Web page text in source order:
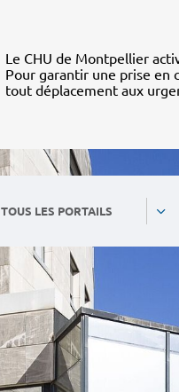
Le CHU de Montpellier
Pour garantir une prise en
tout déplacement aux
TOUS LES PORTAILS